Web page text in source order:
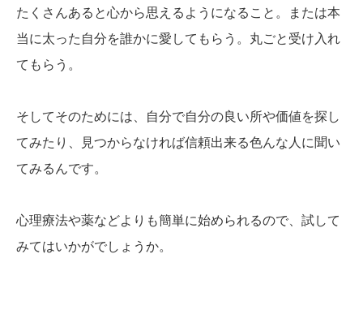
たくさんあると心から思えるようになること。または本
当に太った自分を誰かに愛してもらう。丸ごと受け入れ
てもらう。
そしてそのためには、自分で自分の良い所や価値を探し
てみたり、見つからなければ信頼出来る色んな人に聞い
てみるんです。
心理療法や薬などよりも簡単に始められるので、試して
みてはいかがでしょうか。